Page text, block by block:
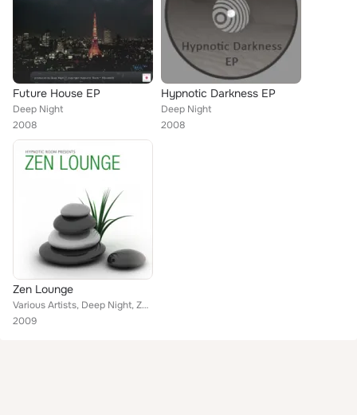
Future House EP
Deep Night
2008
Hypnotic Darkness EP
Deep Night
2008
Zen Lounge
Various Artists, Deep Night, Zen Paradox, Miruga, Hideo Saito, Lili Hirakawa, Takashi Watanabe, Little Nobody, Franck De Villene...
2009